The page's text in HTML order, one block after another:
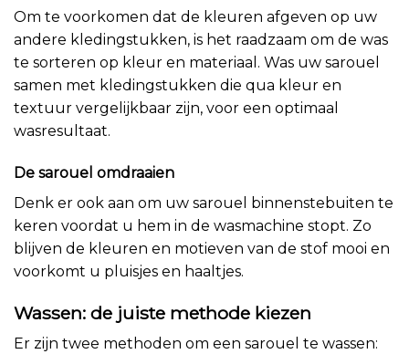
Om te voorkomen dat de kleuren afgeven op uw
andere kledingstukken, is het raadzaam om de was
te sorteren op kleur en materiaal. Was uw sarouel
samen met kledingstukken die qua kleur en
textuur vergelijkbaar zijn, voor een optimaal
wasresultaat.
De sarouel omdraaien
Denk er ook aan om uw sarouel binnenstebuiten te
keren voordat u hem in de wasmachine stopt. Zo
blijven de kleuren en motieven van de stof mooi en
voorkomt u pluisjes en haaltjes.
Wassen: de juiste methode kiezen
Er zijn twee methoden om een sarouel te wassen: